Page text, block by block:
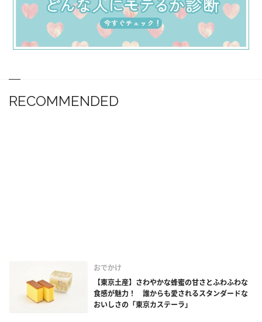
RECOMMENDED
おでかけ
【東京土産】さわやかな蜂蜜の甘さとふわふわな
食感が魅力！ 誰からも愛されるスタンダードな
おいしさの「東京カステーラ」